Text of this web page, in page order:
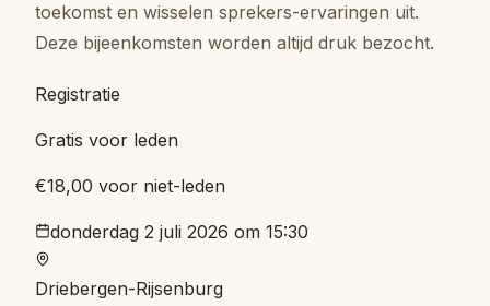
toekomst en wisselen sprekers-ervaringen uit.
Deze bijeenkomsten worden altijd druk bezocht.
Registratie
Gratis voor leden
€18,00 voor niet-leden
donderdag 2 juli 2026 om 15:30
Driebergen-Rijsenburg